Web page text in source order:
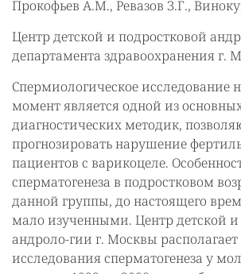
Прокофьев А.М., Ревазов З.Г.,
Центр детской и подростковой
департамента здравоохранения г.
Спермиологическое исследование
момент является одной из
диагностических методик,
прогнозировать нарушение
пациентов с варикоцеле.
сперматогенеза в подростковом
данной группы, до настоящего
мало изученными. Центр детской и
андроло-гии г. Москвы
исследования сперматогенеза у